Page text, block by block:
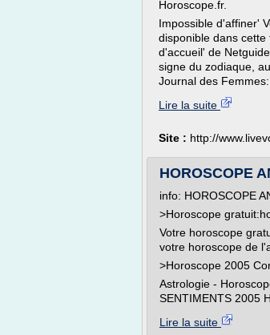
Horoscope.fr.
Impossible d'affiner'
disponible dans
d'accueil' de
signe du zodiaque,
Journal des
Lire la suite
Site : http://
HOROSCOPE
info: HOROSCOPE
>Horoscope
Votre horoscope
votre horoscope de
>Horoscope 2005
Astrologie -
SENTIMENTS 2005
Lire la suite